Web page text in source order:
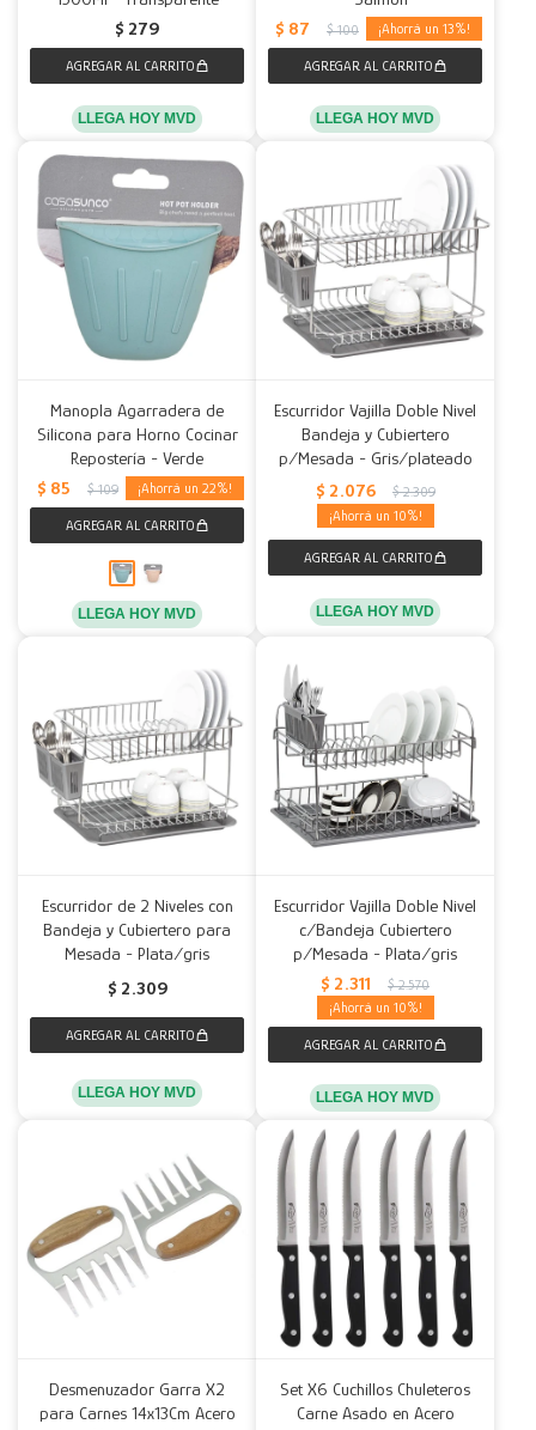
$ 279
LLEGA HOY MVD
$ 87 $ 100 13
LLEGA HOY MVD
Manopla Agarradera de
Silicona para Horno Cocinar
Repostería - Verde
$ 85 $ 109 22
LLEGA HOY MVD
Escurridor Vajilla Doble Nivel
Bandeja y Cubiertero
p/Mesada - Gris/plateado
$ 2.076 $ 2.309
10
LLEGA HOY MVD
Escurridor de 2 Niveles con
Bandeja y Cubiertero para
Mesada - Plata/gris
$ 2.309
LLEGA HOY MVD
Escurridor Vajilla Doble Nivel
c/Bandeja Cubiertero
p/Mesada - Plata/gris
$ 2.311 $ 2.570
10
LLEGA HOY MVD
Desmenuzador Garra X2
para Carnes 14x13Cm Acero
Set X6 Cuchillos Chuleteros
Carne Asado en Acero